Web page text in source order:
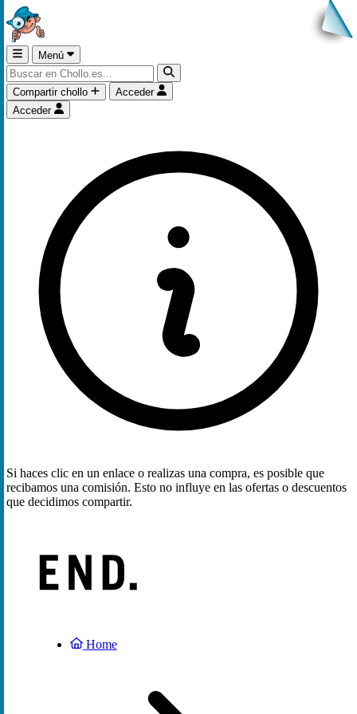
Menú
Compartir chollo
Acceder
Acceder
Si haces clic en un enlace o realizas una compra, es posible que
recibamos una comisión. Esto no influye en las ofertas o descuentos
que decidimos compartir.
Home